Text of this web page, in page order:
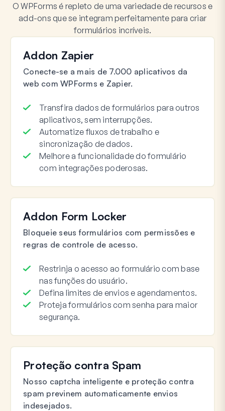
O WPForms é repleto de uma variedade de recursos e
add-ons que se integram perfeitamente para criar
formulários incríveis.
Addon Zapier
Conecte-se a mais de 7.000 aplicativos da
web com WPForms e Zapier.
Transfira dados de formulários para outros
aplicativos, sem interrupções.
Automatize fluxos de trabalho e
sincronização de dados.
Melhore a funcionalidade do formulário
com integrações poderosas.
Addon Form Locker
Bloqueie seus formulários com permissões e
regras de controle de acesso.
Restrinja o acesso ao formulário com base
nas funções do usuário.
Defina limites de envios e agendamentos.
Proteja formulários com senha para maior
segurança.
Proteção contra Spam
Nosso captcha inteligente e proteção contra
spam previnem automaticamente envios
indesejados.